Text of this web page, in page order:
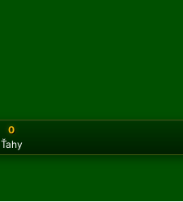
0
Ťahy